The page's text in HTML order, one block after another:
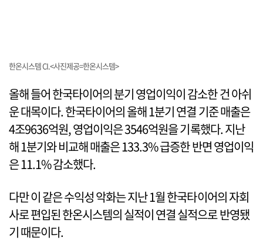
한온시스템 CI.<사진제공=한온시스템>
올해 들어 한국타이어의 분기 영업이익이 감소한 건 아쉬
운 대목이다. 한국타이어의 올해 1분기 연결 기준 매출은
4조9636억원, 영업이익은 3546억원을 기록했다. 지난
해 1분기와 비교해 매출은 133.3% 급증한 반면 영업이익
은 11.1% 감소했다.
다만 이 같은 수익성 악화는 지난 1월 한국타이어의 자회
사로 편입된 한온시스템의 실적이 연결 실적으로 반영됐
기 때문이다.